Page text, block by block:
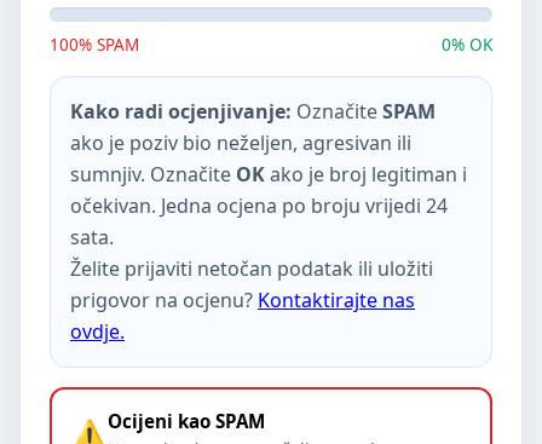
100% SPAM 0% OK
Kako radi ocjenjivanje: OznačiteSPAM
ako je poziv bio neželjen, agresivan ili
sumnjiv. Označite OKako je broj legitiman i
očekivan. Jedna ocjena po broju vrijedi 24
sata.
Želite prijaviti netočan podatak ili uložiti
prigovor na ocjenu? Kontaktirajte nas
ovdje.
Ocijeni kao SPAM